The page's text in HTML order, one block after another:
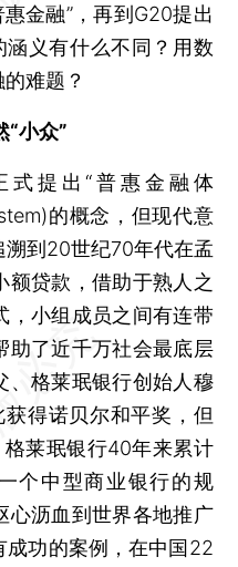
金融”，再到G20提出
涵义有什么不同？用数
难题？
“小众”
提出“普惠金融体
的概念，但现代意
溯到20世纪70年代在孟
额贷款，借助于熟人之
，小组成员之间有连带
助了近千万社会最底层
、格莱珉银行创始人穆
得诺贝尔和平奖，但
格莱珉银行40年来累计
个中型商业银行的规
心沥血到世界各地推广
成功的案例，在中国22